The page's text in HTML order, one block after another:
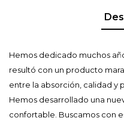
Hemos dedicado muchos
resultó con un producto
entre la absorción, calidad y
Hemos desarrollado una
confortable. Buscamos con